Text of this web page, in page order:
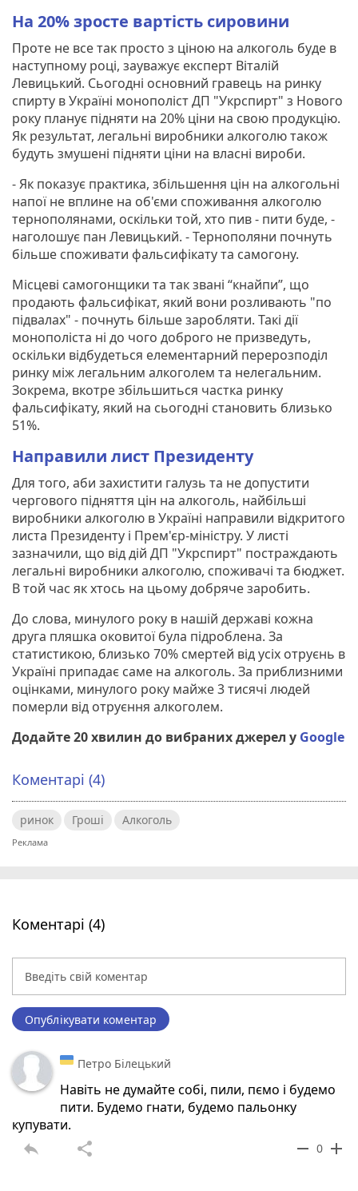
На 20% зросте вартість сировини
Проте не все так просто з ціною на алкоголь буде в
наступному році, зауважує експерт Віталій
Левицький. Сьогодні основний гравець на ринку
спирту в Україні монополіст ДП "Укрспирт" з Нового
року планує підняти на 20% ціни на свою продукцію.
Як результат, легальні виробники алкоголю також
будуть змушені підняти ціни на власні вироби.
- Як показує практика, збільшення цін на алкогольні
напої не вплине на об'єми споживання алкоголю
тернополянами, оскільки той, хто пив - пити буде, -
наголошує пан Левицький. - Тернополяни почнуть
більше споживати фальсифікату та самогону.
Місцеві самогонщики та так звані “кнайпи”, що
продають фальсифікат, який вони розливають "по
підвалах" - почнуть більше заробляти. Такі дії
монополіста ні до чого доброго не призведуть,
оскільки відбудеться елементарний перерозподіл
ринку між легальним алкоголем та нелегальним.
Зокрема, вкотре збільшиться частка ринку
фальсифікату, який на сьогодні становить близько
51%.
Направили лист Президенту
Для того, аби захистити галузь та не допустити
чергового підняття цін на алкоголь, найбільші
виробники алкоголю в Україні направили відкритого
листа Президенту і Прем'єр-міністру. У листі
зазначили, що від дій ДП "Укрспирт" постраждають
легальні виробники алкоголю, споживачі та бюджет.
В той час як хтось на цьому добряче заробить.
До слова, минулого року в нашій державі кожна
друга пляшка оковитої була підроблена. За
статистикою, близько 70% смертей від усіх отруєнь в
Україні припадає саме на алкоголь. За приблизними
оцінками, минулого року майже 3 тисячі людей
померли від отруєння алкоголем.
Додайте 20 хвилин до вибраних джерел у Google
Коментарі (4)
ринок Гроші Алкоголь
Коментарі (4)
Опублікувати коментар
Петро Білецький
Навіть не думайте собі, пили, пємо і будемо
пити. Будемо гнати, будемо пальонку
купувати.
reply share remove 0 add